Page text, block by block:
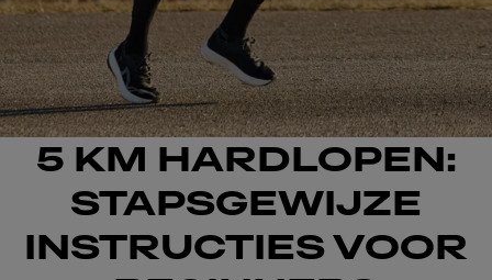
5 KM HARDLOPEN:
STAPSGEWIJZE
INSTRUCTIES VOOR